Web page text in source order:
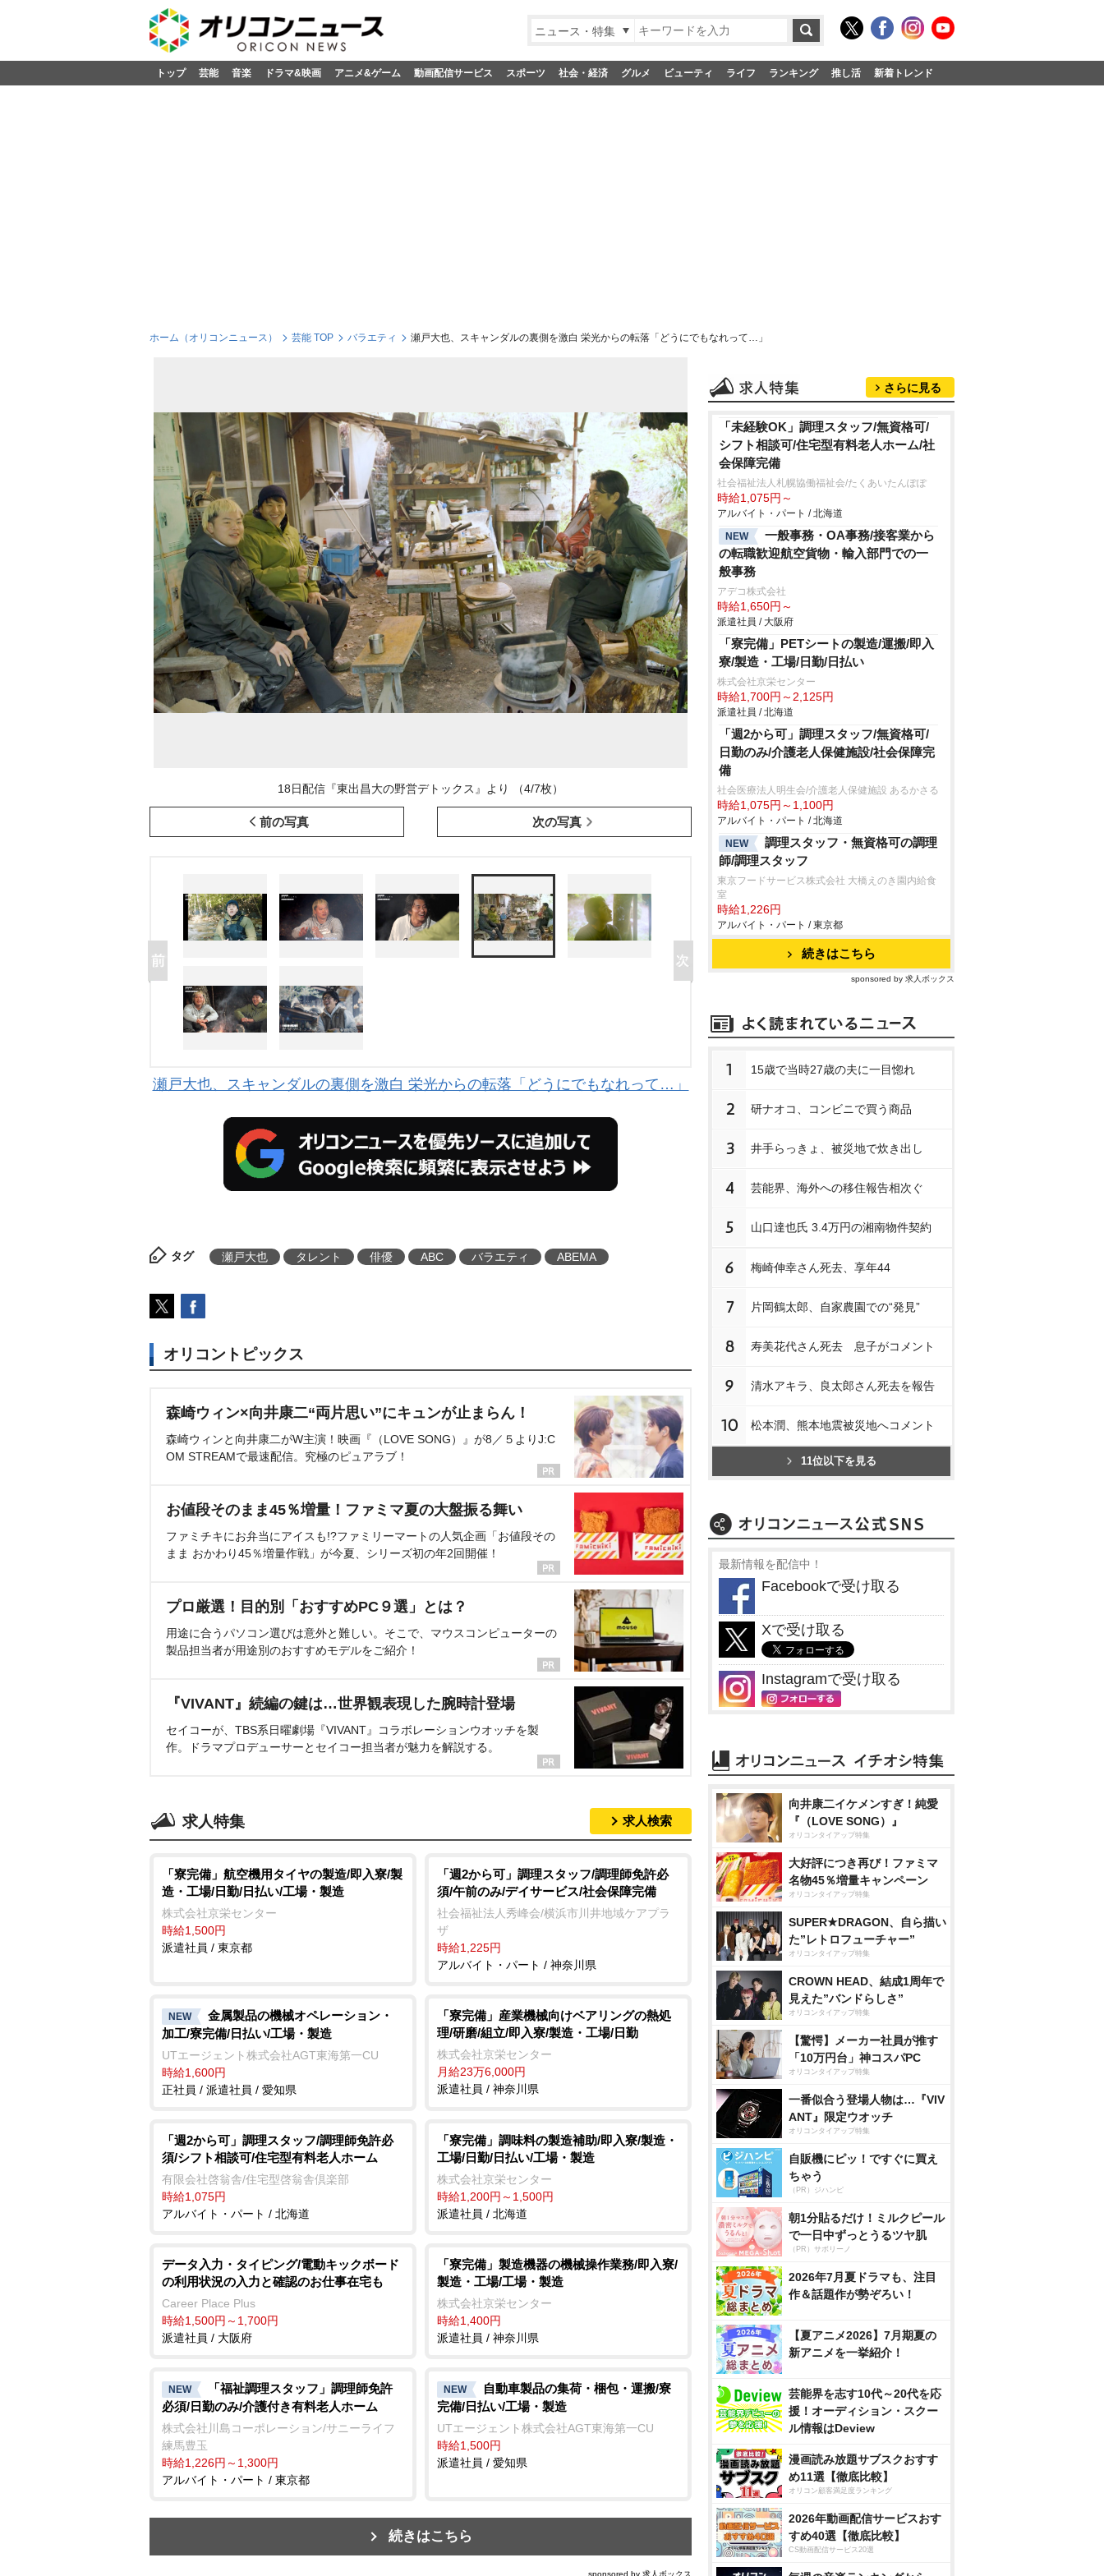
ニュース・特集
トップ 芸能 音楽 ドラマ&映画 アニメ&ゲーム 動画配信サービス スポーツ 社会・経済 グルメ ビューティ ライフ ランキング 推し活 新着トレンド
ホーム（オリコンニュース） 芸能 TOP バラエティ 瀬戸大也、スキャンダルの裏側を激白 栄光からの転落「どうにでもなれって…」
18日配信『東出昌大の野営デトックス』より （4/7枚）
前の写真 次の写真
瀬戸大也、スキャンダルの裏側を激白 栄光からの転落「どうにでもなれって…」
タグ 瀬戸大也 タレント 俳優 ABC バラエティ ABEMA
オリコントピックス
森崎ウィン×向井康二“両片思い”にキュンが止まらん！
森崎ウィンと向井康二がW主演！映画『（LOVE SONG）』が8／５よりJ:C
OM STREAMで最速配信。究極のピュアラブ！
お値段そのまま45％増量！ファミマ夏の大盤振る舞い
ファミチキにお弁当にアイスも!?ファミリーマートの人気企画「お値段その
まま おかわり45％増量作戦」が今夏、シリーズ初の年2回開催！
プロ厳選！目的別「おすすめPC９選」とは？
用途に合うパソコン選びは意外と難しい。そこで、マウスコンピューターの
製品担当者が用途別のおすすめモデルをご紹介！
『VIVANT』続編の鍵は…世界観表現した腕時計登場
セイコーが、TBS系日曜劇場『VIVANT』コラボレーションウオッチを製
作。ドラマプロデューサーとセイコー担当者が魅力を解説する。
求人特集 求人検索
「寮完備」航空機用タイヤの製造/即入寮/製
造・工場/日勤/日払い/工場・製造
株式会社京栄センター
時給1,500円
派遣社員 / 東京都
「週2から可」調理スタッフ/調理師免許必
須/午前のみ/デイサービス/社会保障完備
社会福祉法人秀峰会/横浜市川井地域ケアプラ
ザ
時給1,225円
アルバイト・パート / 神奈川県
NEW
金属製品の機械オペレーション・
加工/寮完備/日払い/工場・製造
UTエージェント株式会社AGT東海第一CU
時給1,600円
正社員 / 派遣社員 / 愛知県
「寮完備」産業機械向けベアリングの熱処
理/研磨/組立/即入寮/製造・工場/日勤
株式会社京栄センター
月給23万6,000円
派遣社員 / 神奈川県
「週2から可」調理スタッフ/調理師免許必
須/シフト相談可/住宅型有料老人ホーム
有限会社啓翁舎/住宅型啓翁舎倶楽部
時給1,075円
アルバイト・パート / 北海道
「寮完備」調味料の製造補助/即入寮/製造・
工場/日勤/日払い/工場・製造
株式会社京栄センター
時給1,200円～1,500円
派遣社員 / 北海道
データ入力・タイピング/電動キックボード
の利用状況の入力と確認のお仕事在宅も
Career Place Plus
時給1,500円～1,700円
派遣社員 / 大阪府
「寮完備」製造機器の機械操作業務/即入寮/
製造・工場/工場・製造
株式会社京栄センター
時給1,400円
派遣社員 / 神奈川県
NEW
「福祉調理スタッフ」調理師免許
必須/日勤のみ/介護付き有料老人ホーム
株式会社川島コーポレーション/サニーライフ
練馬豊玉
時給1,226円～1,300円
アルバイト・パート / 東京都
NEW
自動車製品の集荷・梱包・運搬/寮
完備/日払い/工場・製造
UTエージェント株式会社AGT東海第一CU
時給1,500円
派遣社員 / 愛知県
続きはこちら
sponsored by 求人ボックス
さらに見る
「未経験OK」調理スタッフ/無資格可/
シフト相談可/住宅型有料老人ホーム/社
会保障完備
社会福祉法人札幌協働福祉会/たくあいたんぽぽ
時給1,075円～
アルバイト・パート / 北海道
NEW
一般事務・OA事務/接客業から
の転職歓迎航空貨物・輸入部門での一
般事務
アデコ株式会社
時給1,650円～
派遣社員 / 大阪府
「寮完備」PETシートの製造/運搬/即入
寮/製造・工場/日勤/日払い
株式会社京栄センター
時給1,700円～2,125円
派遣社員 / 北海道
「週2から可」調理スタッフ/無資格可/
日勤のみ/介護老人保健施設/社会保障完
備
社会医療法人明生会/介護老人保健施設 あるかさる
時給1,075円～1,100円
アルバイト・パート / 北海道
NEW
調理スタッフ・無資格可の調理
師/調理スタッフ
東京フードサービス株式会社 大橋えのき園内給食
室
時給1,226円
アルバイト・パート / 東京都
続きはこちら
sponsored by 求人ボックス
1 15歳で当時27歳の夫に一目惚れ
2 研ナオコ、コンビニで買う商品
3 井手らっきょ、被災地で炊き出し
4 芸能界、海外への移住報告相次ぐ
5 山口達也氏 3.4万円の湘南物件契約
6 梅崎伸幸さん死去、享年44
7 片岡鶴太郎、自家農園での“発見”
8 寿美花代さん死去 息子がコメント
9 清水アキラ、良太郎さん死去を報告
10 松本潤、熊本地震被災地へコメント
11位以下を見る
最新情報を配信中！
Facebookで受け取る
Xで受け取る
Instagramで受け取る
向井康二イケメンすぎ！純愛
『（LOVE SONG）』
オリコンタイアップ特集
大好評につき再び！ファミマ
名物45％増量キャンペーン
オリコンタイアップ特集
SUPER★DRAGON、自ら描い
た”レトロフューチャー”
オリコンタイアップ特集
CROWN HEAD、結成1周年で
見えた”バンドらしさ”
オリコンタイアップ特集
【驚愕】メーカー社員が推す
「10万円台」神コスパPC
オリコンタイアップ特集
一番似合う登場人物は…『VIV
ANT』限定ウオッチ
オリコンタイアップ特集
自販機にピッ！ですぐに買え
ちゃう
（PR）ジハンピ
朝1分貼るだけ！ミルクピール
で一日中ずっとうるツヤ肌
（PR）サボリーノ
2026年7月夏ドラマも、注目
作＆話題作が勢ぞろい！
【夏アニメ2026】7月期夏の
新アニメを一挙紹介！
芸能界を志す10代～20代を応
援！オーディション・スクー
ル情報はDeview
漫画読み放題サブスクおすす
め11選【徹底比較】
オリコン顧客満足度ランキング
2026年動画配信サービスおす
すめ40選【徹底比較】
CS動画配信サービス20選